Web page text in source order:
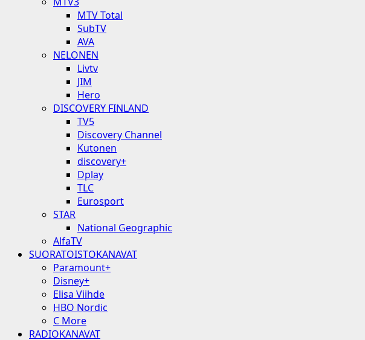
MTV Total
SubTV
AVA
NELONEN
Livtv
JIM
Hero
DISCOVERY FINLAND
TV5
Discovery Channel
Kutonen
discovery+
Dplay
TLC
Eurosport
STAR
National Geographic
AlfaTV
SUORATOISTOKANAVAT
Paramount+
Disney+
Elisa Viihde
HBO Nordic
C More
RADIOKANAVAT